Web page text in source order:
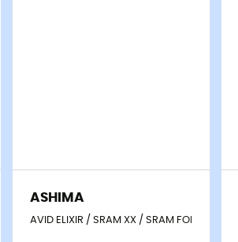
ULT | TLM Métallique Acier - Plaquettes de frein
ASHIMA
AVID ELIXIR / SRAM XX / SRAM FORCE